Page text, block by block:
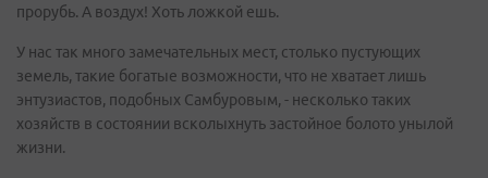
прорубь. А воздух! Хоть ложкой ешь.
У нас так много замечательных мест, столько пустующих
земель, такие богатые возможности, что не хватает лишь
энтузиастов, подобных Самбуровым, - несколько таких
хозяйств в состоянии всколыхнуть застойное болото унылой
жизни.